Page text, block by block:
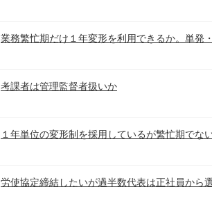
業務繁忙期だけ１年変形を利用できるか。単発
考課者は管理監督者扱いか
１年単位の変形制を採用しているが繁忙期でな
労使協定締結したいが過半数代表は正社員から